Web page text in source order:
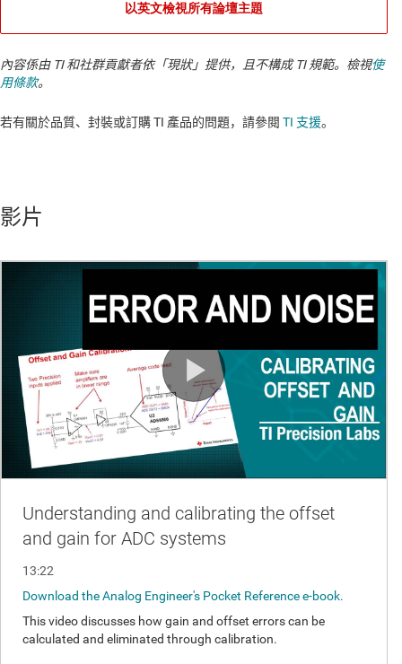
以英文檢視所有論壇主題
內容係由 TI 和社群貢獻者依「現狀」提供，且不構成 TI 規範。檢視使
用條款。
若有關於品質、封裝或訂購 TI 產品的問題，請參閱 TI 支援。​​​​​​​​​​​​​​
影片